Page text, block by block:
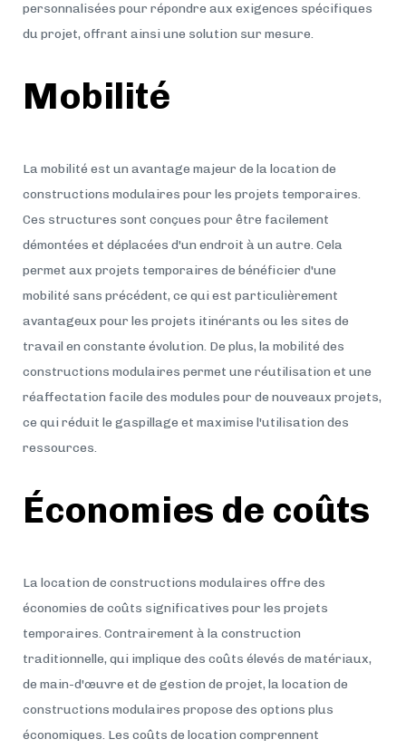
personnalisées pour répondre aux exigences spécifiques
du projet, offrant ainsi une solution sur mesure.
Mobilité
La mobilité est un avantage majeur de la location de
constructions modulaires pour les projets temporaires.
Ces structures sont conçues pour être facilement
démontées et déplacées d'un endroit à un autre. Cela
permet aux projets temporaires de bénéficier d'une
mobilité sans précédent, ce qui est particulièrement
avantageux pour les projets itinérants ou les sites de
travail en constante évolution. De plus, la mobilité des
constructions modulaires permet une réutilisation et une
réaffectation facile des modules pour de nouveaux projets,
ce qui réduit le gaspillage et maximise l'utilisation des
ressources.
Économies de coûts
La location de constructions modulaires offre des
économies de coûts significatives pour les projets
temporaires. Contrairement à la construction
traditionnelle, qui implique des coûts élevés de matériaux,
de main-d'œuvre et de gestion de projet, la location de
constructions modulaires propose des options plus
économiques. Les coûts de location comprennent